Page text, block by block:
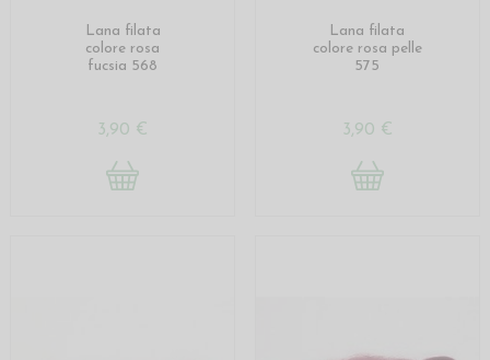
Lana filata
colore rosa
fucsia 568
3,90 €
Lana filata
colore rosa pelle
575
3,90 €